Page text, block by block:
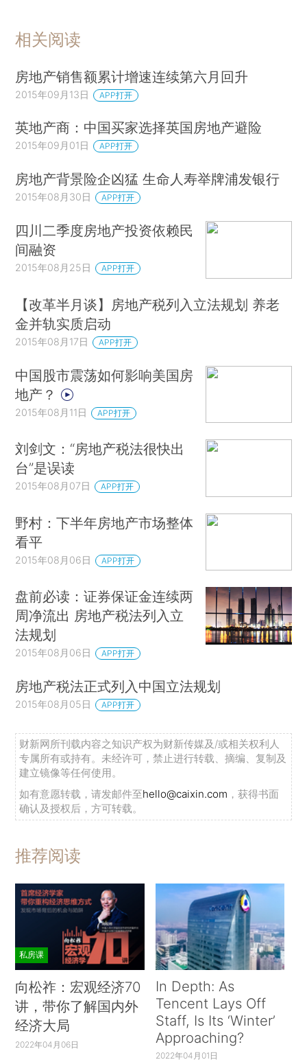
相关阅读
房地产销售额累计增速连续第六月回升
2015年09月13日 APP打开
英地产商：中国买家选择英国房地产避险
2015年09月01日 APP打开
房地产背景险企凶猛 生命人寿举牌浦发银行
2015年08月30日 APP打开
四川二季度房地产投资依赖民
间融资
2015年08月25日 APP打开
【改革半月谈】房地产税列入立法规划 养老
金并轨实质启动
2015年08月17日 APP打开
中国股市震荡如何影响美国房
地产？
2015年08月11日 APP打开
刘剑文：“房地产税法很快出
台”是误读
2015年08月07日 APP打开
野村：下半年房地产市场整体
看平
2015年08月06日 APP打开
盘前必读：证券保证金连续两
周净流出 房地产税法列入立
法规划
2015年08月06日 APP打开
房地产税法正式列入中国立法规划
2015年08月05日 APP打开
财新网所刊载内容之知识产权为财新传媒及/或相关权利人
专属所有或持有。未经许可，禁止进行转载、摘编、复制及
建立镜像等任何使用。
如有意愿转载，请发邮件至hello@caixin.com ，获得书面
确认及授权后，方可转载。
推荐阅读
私房课
向松祚：宏观经济70
讲，带你了解国内外
经济大局
2022年04月06日
In Depth: As
Tencent Lays Off
Staff, Is Its ‘Winter’
Approaching?
2022年04月01日